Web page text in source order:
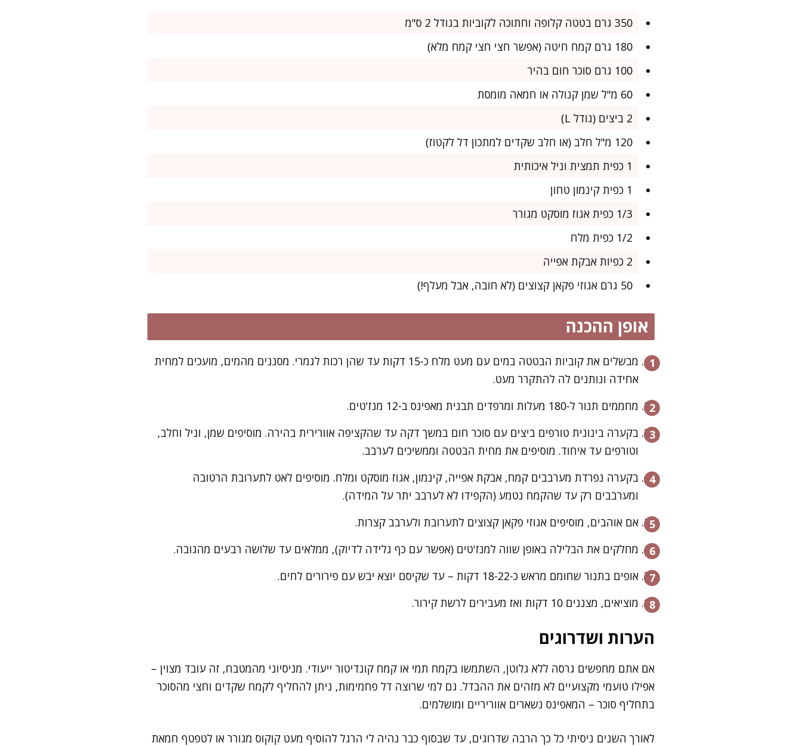
350 גרם בטטה קלופה וחתוכה לקוביות בגודל 2 ס"מ
180 גרם קמח חיטה (אפשר חצי חצי קמח מלא)
100 גרם סוכר חום בהיר
60 מ"ל שמן קנולה או חמאה מומסת
2 ביצים (גודל L)
120 מ"ל חלב (או חלב שקדים למתכון דל לקטוז)
1 כפית תמצית וניל איכותית
1 כפית קינמון טחון
1/3 כפית אגוז מוסקט מגורר
1/2 כפית מלח
2 כפיות אבקת אפייה
50 גרם אגוזי פקאן קצוצים (לא חובה, אבל מעלף!)
אופן ההכנה
מבשלים את קוביות הבטטה במים עם מעט מלח כ-15 דקות עד שהן רכות לגמרי. מסננים מהמים, מועכים למחית
אחידה ונותנים לה להתקרר מעט.
מחממים תנור ל-180 מעלות ומרפדים תבנית מאפינס ב-12 מנז'טים.
בקערה בינונית טורפים ביצים עם סוכר חום במשך דקה עד שהקציפה אוורירית בהירה. מוסיפים שמן, וניל וחלב,
וטורפים עד איחוד. מוסיפים את מחית הבטטה וממשיכים לערבב.
בקערה נפרדת מערבבים קמח, אבקת אפייה, קינמון, אגוז מוסקט ומלח. מוסיפים לאט לתערובת הרטובה
ומערבבים רק עד שהקמח נטמע (הקפידו לא לערבב יתר על המידה).
אם אוהבים, מוסיפים אגוזי פקאן קצוצים לתערובת ולערבב קצרות.
מחלקים את הבלילה באופן שווה למנז'טים (אפשר עם כף גלידה לדיוק), ממלאים עד שלושה רבעים מהגובה.
אופים בתנור שחומם מראש כ-18-22 דקות – עד שקיסם יוצא יבש עם פירורים לחים.
מוציאים, מצננים 10 דקות ואז מעבירים לרשת קירור.
הערות ושדרוגים
אם אתם מחפשים גרסה ללא גלוטן, השתמשו בקמח תמי או קמח קונדיטור ייעודי. מניסיוני מהמטבח, זה עובד מצוין –
אפילו טועמי מקצועיים לא מזהים את ההבדל. גם למי שרוצה דל פחמימות, ניתן להחליף לקמח שקדים וחצי מהסוכר
בתחליף סוכר – המאפינס נשארים אווריריים ומושלמים.
לאורך השנים ניסיתי כל כך הרבה שדרוגים, עד שבסוף כבר נהיה לי הרגל להוסיף מעט קוקוס מגורר או לטפטף חמאת